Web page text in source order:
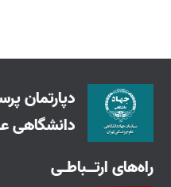
دپارتمان
دانشگاهی
راه‌های ارتــباطـی